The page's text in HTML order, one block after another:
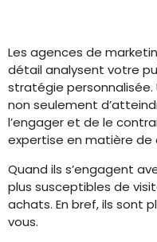
Les agences de
détail analysent votre
stratégie
non seulement
l’engager et de le
expertise en matière
Quand ils s’engagent
plus susceptibles de
achats. En bref, ils sont
vous.